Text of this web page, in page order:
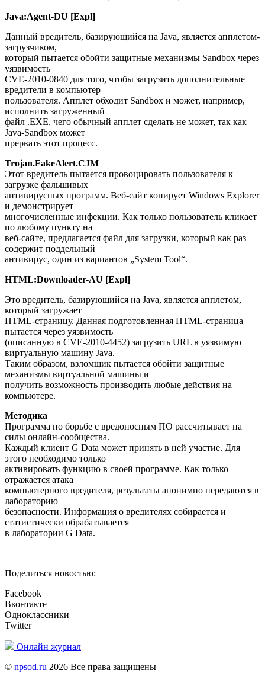
Java:Agent-DU [Expl]
Данный вредитель, базирующийся на Java, является апплетом-
загрузчиком,
который пытается обойти защитные механизмы Sandbox через
уязвимость
CVE-2010-0840 для того, чтобы загрузить дополнительные
вредители в компьютер
пользователя. Апплет обходит Sandbox и может, например,
исполнить загруженный
файл .EXE, чего обычный апплет сделать не может, так как
Java-Sandbox может
прервать этот процесс.
Trojan.FakeAlert.CJM
Этот вредитель пытается провоцировать пользователя к
загрузке фальшивых
антивирусных программ. Веб-сайт копирует Windows Explorer
и демонстрирует
многочисленные инфекции. Как только пользователь кликает
по любому пункту на
веб-сайте, предлагается файл для загрузки, который как раз
содержит поддельный
антивирус, один из вариантов „System Tool“.
HTML:Downloader-AU [Expl]
Это вредитель, базирующийся на Java, является апплетом,
который загружает
HTML-страницу. Данная подготовленная HTML-страница
пытается через уязвимость
(описанную в CVE-2010-4452) загрузить URL в уязвимую
виртуальную машину Java.
Таким образом, взломщик пытается обойти защитные
механизмы виртуальной машины и
получить возможность производить любые действия на
компьютере.
Методика
Программа по борьбе с вредоносным ПО рассчитывает на
силы онлайн-сообщества.
Каждый клиент G Data может принять в ней участие. Для
этого необходимо только
активировать функцию в своей программе. Как только
отражается атака
компьютерного вредителя, результаты анонимно передаются в
лабораторию
безопасности. Информация о вредителях собирается и
статистически обрабатывается
в лаборатории G Data.
Поделиться новостью:
Facebook
Вконтакте
Одноклассники
Twitter
Онлайн журнал
© npsod.ru 2026 Все права защищены